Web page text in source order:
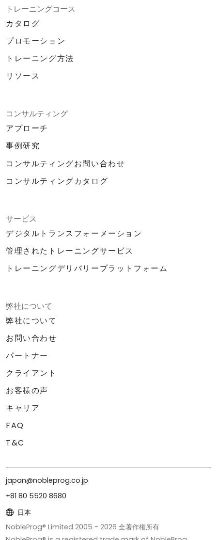
トレーニングコース
カタログ
プロモーション
トレーニング方法
リソース
コンサルティング
アプローチ
事例研究
コンサルティングお問い合わせ
コンサルティングカタログ
サービス
デジタルトランスフォーメーション
管理されたトレーニングサービス
トレーニングデリバリープラットフォーム
弊社について
弊社について
お問い合わせ
パートナー
クライアント
お客様の声
キャリア
FAQ
T&C
japan@nobleprog.co.jp
+81 80 5520 8680
日本
NobleProg® Limited 2005 - 2026 全著作権所有